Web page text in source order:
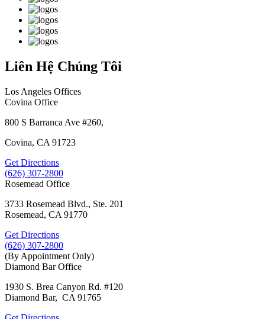
Liên Hệ Chúng Tôi
Los Angeles Offices
Covina Office
800 S Barranca Ave #260,
Covina, CA 91723
Get Directions
(626) 307-2800
Rosemead Office
3733 Rosemead Blvd., Ste. 201
Rosemead, CA 91770
Get Directions
(626) 307-2800
(By Appointment Only)
Diamond Bar Office
1930 S. Brea Canyon Rd. #120
Diamond Bar, CA 91765